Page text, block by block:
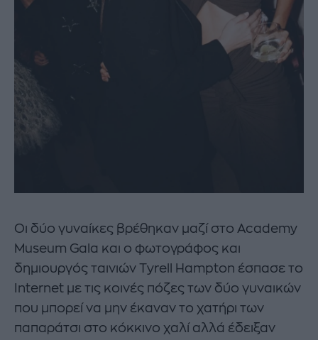
Οι δύο γυναίκες βρέθηκαν μαζί στο Academy
Museum Gala και ο φωτογράφος και
δημιουργός ταινιών Tyrell Hampton έσπασε το
Internet με τις κοινές πόζες των δύο γυναικών
που μπορεί να μην έκαναν το χατήρι των
παπαράτσι στο κόκκινο χαλί αλλά έδειξαν